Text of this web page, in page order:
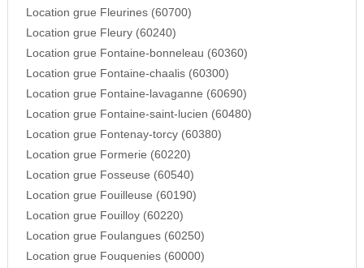
Location grue Fleurines (60700)
Location grue Fleury (60240)
Location grue Fontaine-bonneleau (60360)
Location grue Fontaine-chaalis (60300)
Location grue Fontaine-lavaganne (60690)
Location grue Fontaine-saint-lucien (60480)
Location grue Fontenay-torcy (60380)
Location grue Formerie (60220)
Location grue Fosseuse (60540)
Location grue Fouilleuse (60190)
Location grue Fouilloy (60220)
Location grue Foulangues (60250)
Location grue Fouquenies (60000)